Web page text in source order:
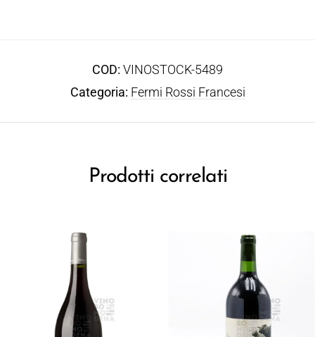
COD: VINOSTOCK-5489
Categoria: Fermi Rossi Francesi
Prodotti correlati